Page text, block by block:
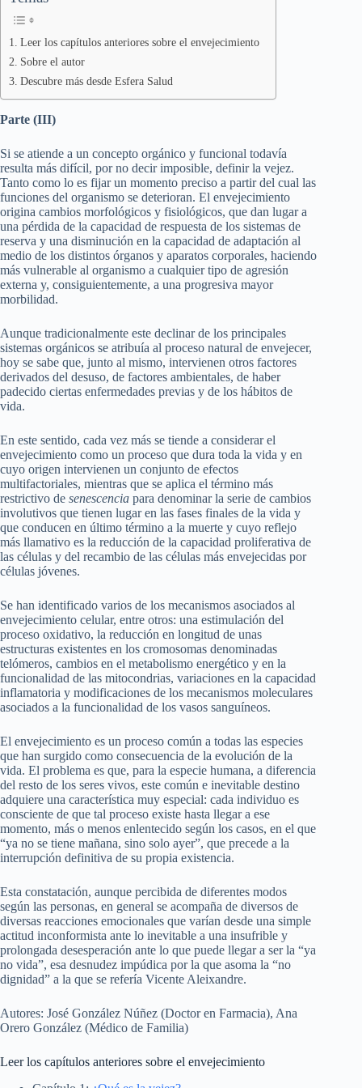
Leer los capítulos anteriores sobre el envejecimiento
Sobre el autor
Descubre más desde Esfera Salud
Parte (III)
Si se atiende a un concepto orgánico y funcional todavía
resulta más difícil, por no decir imposible, definir la vejez.
Tanto como lo es fijar un momento preciso a partir del cual las
funciones del organismo se deterioran. El envejecimiento
origina cambios morfológicos y fisiológicos, que dan lugar a
una pérdida de la capacidad de respuesta de los sistemas de
reserva y una disminución en la capacidad de adaptación al
medio de los distintos órganos y aparatos corporales, haciendo
más vulnerable al organismo a cualquier tipo de agresión
externa y, consiguientemente, a una progresiva mayor
morbilidad.
Aunque tradicionalmente este declinar de los principales
sistemas orgánicos se atribuía al proceso natural de envejecer,
hoy se sabe que, junto al mismo, intervienen otros factores
derivados del desuso, de factores ambientales, de haber
padecido ciertas enfermedades previas y de los hábitos de
vida.
En este sentido, cada vez más se tiende a considerar el
envejecimiento como un proceso que dura toda la vida y en
cuyo origen intervienen un conjunto de efectos
multifactoriales, mientras que se aplica el término más
restrictivo de senescencia para denominar la serie de cambios
involutivos que tienen lugar en las fases finales de la vida y
que conducen en último término a la muerte y cuyo reflejo
más llamativo es la reducción de la capacidad proliferativa de
las células y del recambio de las células más envejecidas por
células jóvenes.
Se han identificado varios de los mecanismos asociados al
envejecimiento celular, entre otros: una estimulación del
proceso oxidativo, la reducción en longitud de unas
estructuras existentes en los cromosomas denominadas
telómeros, cambios en el metabolismo energético y en la
funcionalidad de las mitocondrias, variaciones en la capacidad
inflamatoria y modificaciones de los mecanismos moleculares
asociados a la funcionalidad de los vasos sanguíneos.
El envejecimiento es un proceso común a todas las especies
que han surgido como consecuencia de la evolución de la
vida. El problema es que, para la especie humana, a diferencia
del resto de los seres vivos, este común e inevitable destino
adquiere una característica muy especial: cada individuo es
consciente de que tal proceso existe hasta llegar a ese
momento, más o menos enlentecido según los casos, en el que
“ya no se tiene mañana, sino solo ayer”, que precede a la
interrupción definitiva de su propia existencia.
Esta constatación, aunque percibida de diferentes modos
según las personas, en general se acompaña de diversos de
diversas reacciones emocionales que varían desde una simple
actitud inconformista ante lo inevitable a una insufrible y
prolongada desesperación ante lo que puede llegar a ser la “ya
no vida”, esa desnudez impúdica por la que asoma la “no
dignidad” a la que se refería Vicente Aleixandre.
Autores: José González Núñez (Doctor en Farmacia), Ana
Orero González (Médico de Familia)
Leer los capítulos anteriores sobre el envejecimiento